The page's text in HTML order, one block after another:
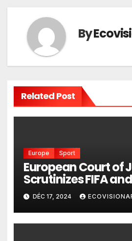
By
Related Post
Europe Sport
European Court of
Scrutinizes FIFA
Antitrust
DÉC 17, 2024